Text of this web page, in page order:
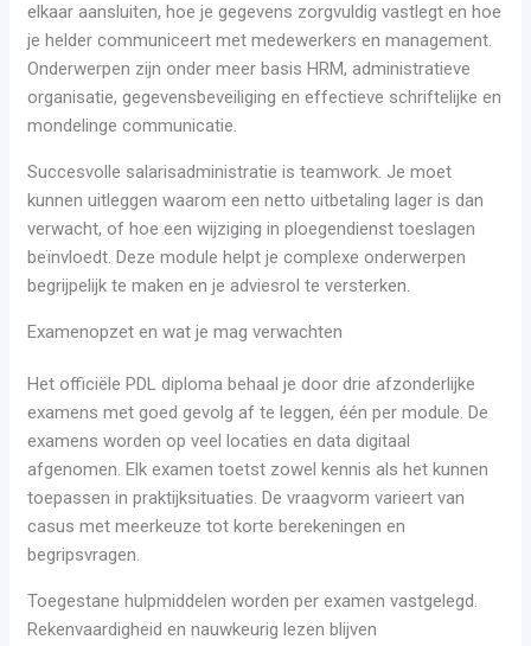
elkaar aansluiten, hoe je gegevens zorgvuldig vastlegt en hoe
je helder communiceert met medewerkers en management.
Onderwerpen zijn onder meer basis HRM, administratieve
organisatie, gegevensbeveiliging en effectieve schriftelijke en
mondelinge communicatie.
Succesvolle salarisadministratie is teamwork. Je moet
kunnen uitleggen waarom een netto uitbetaling lager is dan
verwacht, of hoe een wijziging in ploegendienst toeslagen
beïnvloedt. Deze module helpt je complexe onderwerpen
begrijpelijk te maken en je adviesrol te versterken.
Examenopzet en wat je mag verwachten
Het officiële PDL diploma behaal je door drie afzonderlijke
examens met goed gevolg af te leggen, één per module. De
examens worden op veel locaties en data digitaal
afgenomen. Elk examen toetst zowel kennis als het kunnen
toepassen in praktijksituaties. De vraagvorm varieert van
casus met meerkeuze tot korte berekeningen en
begripsvragen.
Toegestane hulpmiddelen worden per examen vastgelegd.
Rekenvaardigheid en nauwkeurig lezen blijven